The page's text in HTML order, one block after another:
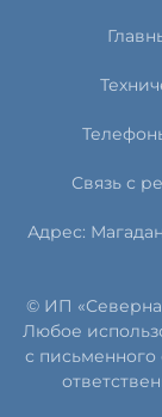
Связь с
Адрес:
© ИП
Любое
с письменного